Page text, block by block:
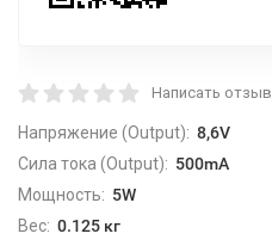
Написать отзыв
Напряжение (Output): 8,6V
Сила тока (Output): 500mA
Мощность: 5W
Вес: 0.125 кг